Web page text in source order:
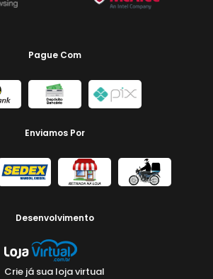
Pague Com
Enviamos Por
Desenvolvimento
Crie já sua loja virtual